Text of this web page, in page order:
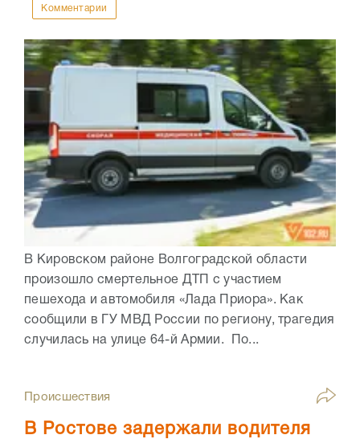
Комментарии
В Кировском районе Волгоградской области
произошло смертельное ДТП с участием
пешехода и автомобиля «Лада Приора». Как
сообщили в ГУ МВД России по региону, трагедия
случилась на улице 64-й Армии. По...
Происшествия
В Ростове задержали водителя